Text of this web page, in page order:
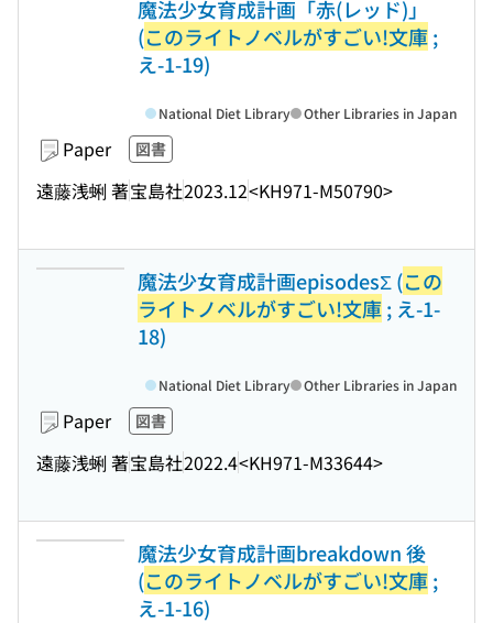
魔法少女育成計画「赤(レッド)」
(このライトノベルがすごい!文庫;
え-1-19)
Paper 図書
遠藤浅蜊 著宝島社2023.12<KH971-M50790>
National Diet Library Other Libraries in Japan
魔法少女育成計画episodesΣ (この
ライトノベルがすごい!文庫; え-1-
18)
Paper 図書
遠藤浅蜊 著宝島社2022.4<KH971-M33644>
National Diet Library Other Libraries in Japan
魔法少女育成計画breakdown 後
(このライトノベルがすごい!文庫;
え-1-16)